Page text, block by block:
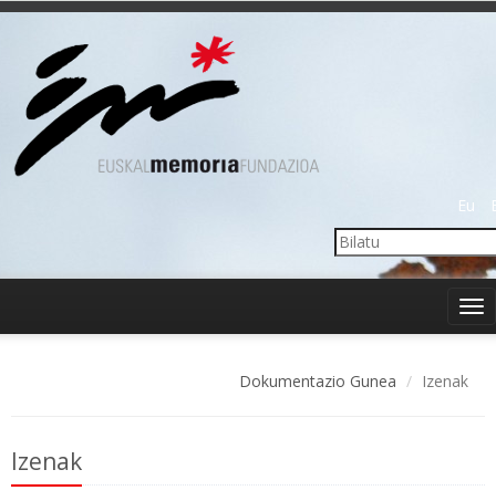
Eu
Dokumentazio Gunea Izenak
Izenak